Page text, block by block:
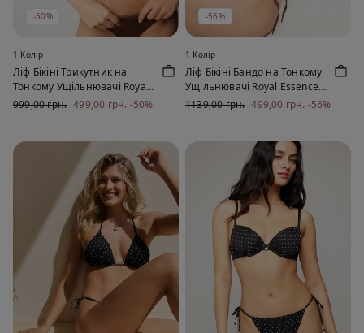
-50%
1 Колір
Ліф Бікіні Трикутник на
Тонкому Ущільнювачі Royal
Essence Коричневий
999,00 грн. 499,00 грн. -50%
-56%
1 Колір
Ліф Бікіні Бандо на Тонкому
Ущільнювачі Royal Essence
Коричневий
1139,00 грн. 499,00 грн. -56%